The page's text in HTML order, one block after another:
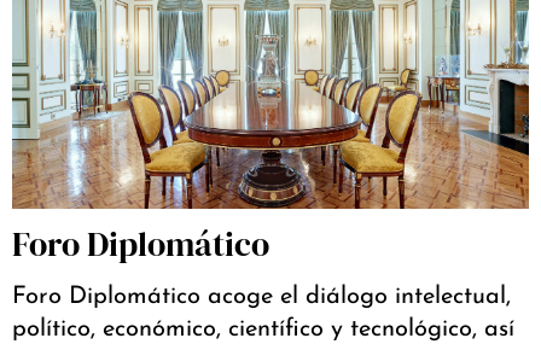
Foro Diplomático
Foro Diplomático acoge el diálogo intelectual,
político, económico, científico y tecnológico, así